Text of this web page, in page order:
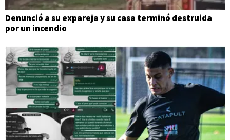
Denunció a su expareja y su casa terminó destruida
por un incendio